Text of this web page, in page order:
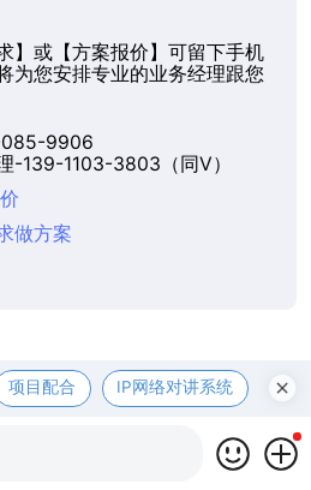
】或【方案报价】可留下手机
为您安排专业的业务经理跟您
085-9906
-139-1103-3803（同V）
做方案
项目配合 IP网络对讲系统 医